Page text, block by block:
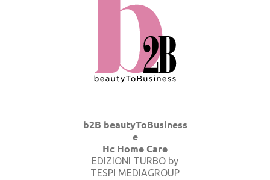
b2B beautyToBusiness
e
Hc Home Care
EDIZIONI TURBO by
TESPI MEDIAGROUP